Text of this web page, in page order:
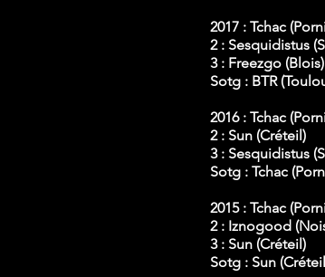
2017 : Tchac
2 : Sesquidistus
3 : Freezgo (Blois)
Sotg : BTR
2016 : Tchac
2 : Sun (Créteil)
3 : Sesquidistus
Sotg : Tchac
2015 : Tchac
2 : Iznogood
3 : Sun (Créteil)
Sotg : Sun